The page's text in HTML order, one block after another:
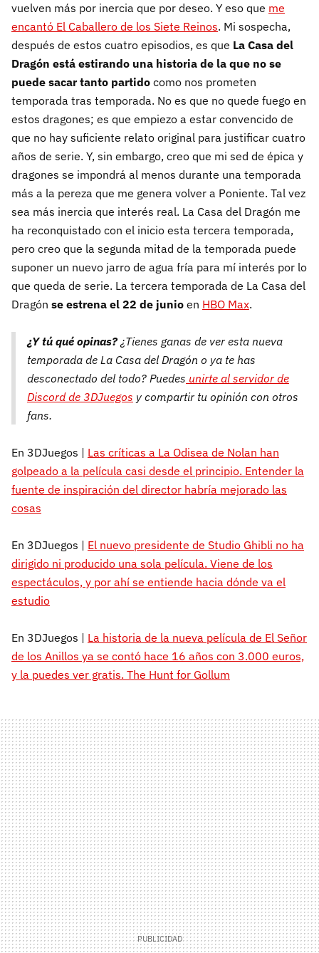
vuelven más por inercia que por deseo. Y eso que me
encantó El Caballero de los Siete Reinos. Mi sospecha,
después de estos cuatro episodios, es que La Casa del
Dragón está estirando una historia de la que no se
puede sacar tanto partido como nos prometen
temporada tras temporada. No es que no quede fuego en
estos dragones; es que empiezo a estar convencido de
que no hay suficiente relato original para justificar cuatro
años de serie. Y, sin embargo, creo que mi sed de épica y
dragones se impondrá al menos durante una temporada
más a la pereza que me genera volver a Poniente. Tal vez
sea más inercia que interés real. La Casa del Dragón me
ha reconquistado con el inicio esta tercera temporada,
pero creo que la segunda mitad de la temporada puede
suponer un nuevo jarro de agua fría para mí interés por lo
que queda de serie. La tercera temporada de La Casa del
Dragón se estrena el 22 de junio en HBO Max.
¿Y tú qué opinas?¿Tienes ganas de ver esta nueva
temporada de La Casa del Dragón o ya te has
desconectado del todo? Puedes unirte al servidor de
Discord de 3DJuegos y compartir tu opinión con otros
fans.
En 3DJuegos | Las críticas a La Odisea de Nolan han
golpeado a la película casi desde el principio. Entender la
fuente de inspiración del director habría mejorado las
cosas
En 3DJuegos | El nuevo presidente de Studio Ghibli no ha
dirigido ni producido una sola película. Viene de los
espectáculos, y por ahí se entiende hacia dónde va el
estudio
En 3DJuegos | La historia de la nueva película de El Señor
de los Anillos ya se contó hace 16 años con 3.000 euros,
y la puedes ver gratis. The Hunt for Gollum